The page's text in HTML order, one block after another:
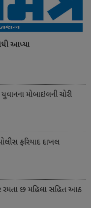
આપ્યા
મોબાઇલની ચોરી
ફરિયાદ દાખલ
રમતા છ મહિલા સહિત આઠ